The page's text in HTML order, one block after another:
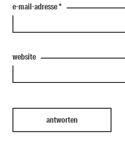
e-mail-adresse*
website